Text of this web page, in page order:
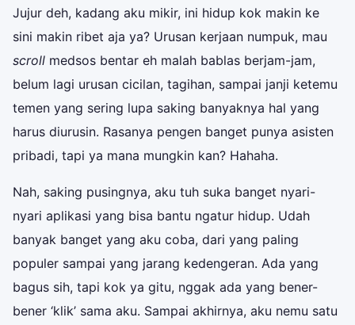
Jujur deh, kadang aku mikir, ini hidup kok makin ke
sini makin ribet aja ya? Urusan kerjaan numpuk, mau
scroll medsos bentar eh malah bablas berjam-jam,
belum lagi urusan cicilan, tagihan, sampai janji ketemu
temen yang sering lupa saking banyaknya hal yang
harus diurusin. Rasanya pengen banget punya asisten
pribadi, tapi ya mana mungkin kan? Hahaha.
Nah, saking pusingnya, aku tuh suka banget nyari-
nyari aplikasi yang bisa bantu ngatur hidup. Udah
banyak banget yang aku coba, dari yang paling
populer sampai yang jarang kedengeran. Ada yang
bagus sih, tapi kok ya gitu, nggak ada yang bener-
bener ‘klik’ sama aku. Sampai akhirnya, aku nemu satu